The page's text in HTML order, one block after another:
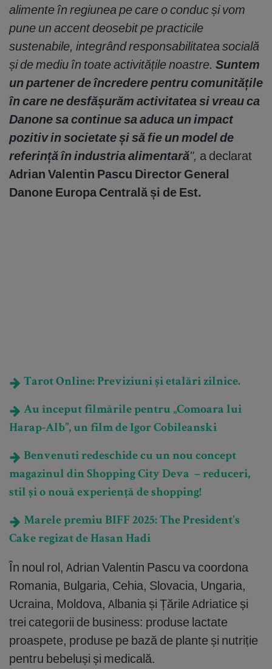
alimente în regiunea pe care o conduc și vom
pune un accent deosebit pe practicile
sustenabile, integrând responsabilitatea socială
și de mediu în toate activitățile noastre. Suntem
un partener de încredere pentru comunitățile
în care ne desfășurăm activitatea si vreau ca
Danone sa continue sa aduca un impact
pozitiv in societate și să fie un model de
referință în industria alimentară", a declarat
Adrian Valentin Pascu Director General
Danone Europa Centrală și de Est.
Tarot Online: Previziuni și etalări zilnice.
Au început filmările pentru „Comoara lui
Harap-Alb”, un film de Igor Cobileanski
Benvenuti redeschide cu un nou concept
magazinul din Shopping City Deva – reduceri,
stil și o nouă experiență de shopping!
Marele premiu BIFF 2025: The President's
Cake regizat de Hasan Hadi
În noul rol, Adrian Valentin Pascu va coordona
Romania, Bulgaria, Cehia, Slovacia, Ungaria,
Ucraina, Moldova, Albania și Țările Adriatice și
trei categorii de business: produse lactate
proaspete, produse pe bază de plante și nutriție
pentru bebeluși și medicală.